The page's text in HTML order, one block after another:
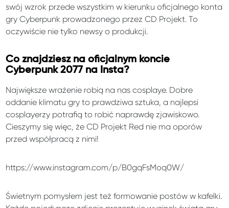
swój wzrok przede wszystkim w kierunku oficjalnego konta
gry Cyberpunk prowadzonego przez CD Projekt. To
oczywiście nie tylko newsy o produkcji.
Co znajdziesz na oficjalnym koncie
Cyberpunk 2077 na Insta?
Największe wrażenie robią na nas cosplaye. Dobre
oddanie klimatu gry to prawdziwa sztuka, a najlepsi
cosplayerzy potrafią to robić naprawdę zjawiskowo.
Cieszymy się więc, że CD Projekt Red nie ma oporów
przed współpracą z nimi!
https://www.instagram.com/p/B0gqFsMoq0W/
Świetnym pomysłem jest też formowanie postów w kafelki.